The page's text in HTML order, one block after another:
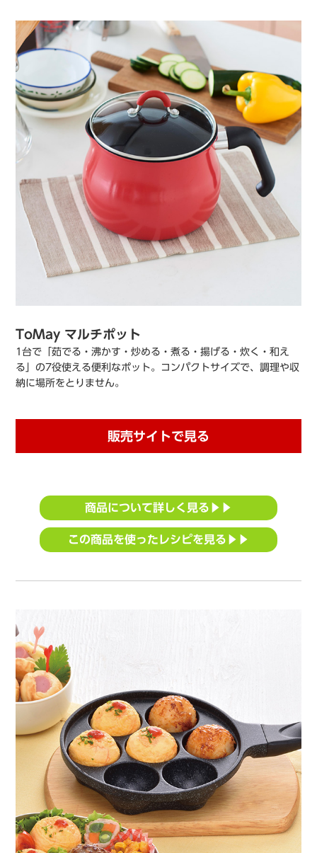
ToMay マルチポット
1台で「茹でる・沸かす・炒める・煮る・揚げる・炊く・和え
る」の7役使える便利なポット。コンパクトサイズで、調理や収
納に場所をとりません。
販売サイトで見る
商品について詳しく見る▶▶
この商品を使ったレシピを見る▶▶